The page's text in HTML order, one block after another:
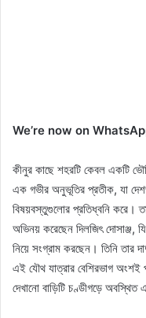
We’re now on
কীনুর কাছে শহরটি কেবল একটি
এক গভীর অনুভূতির প্রতীক, যা
বিষয়বস্তুগুলোর প্রতিধ্বনি করে।
অভিনয় করেছেন দিলজিৎ দোসাঞ্জ,
নিয়ে সংগ্রাম করছেন। তিনি তার
এই যৌথ যাত্রার বেশিরভাগ অংশই
দেখানো বাড়িটি চণ্ডীগড়ে